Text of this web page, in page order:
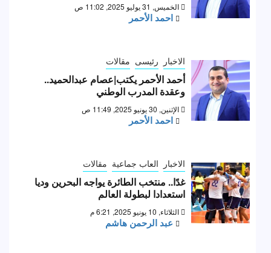
الخميس, 31 يوليو 2025, 11:02 ص
احمد الأحمر
الاخبار رئيسى مقالات
أحمد الأحمر يكتب|عصام عبدالحميد..
وعقدة المدرب الوطني
الإثنين, 30 يونيو 2025, 11:49 ص
احمد الأحمر
الاخبار العاب جماعية مقالات
غدًا.. منتخب الطائرة يواجه البحرين وديا
استعدادا لبطولة العالم
الثلاثاء, 10 يونيو 2025, 6:21 م
عبد الرحمن هاشم